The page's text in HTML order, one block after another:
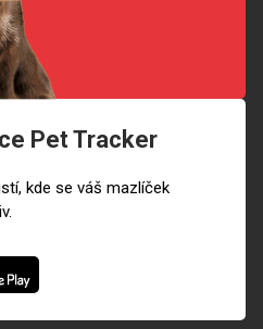
Pet Tracker
kde se váš mazlíček